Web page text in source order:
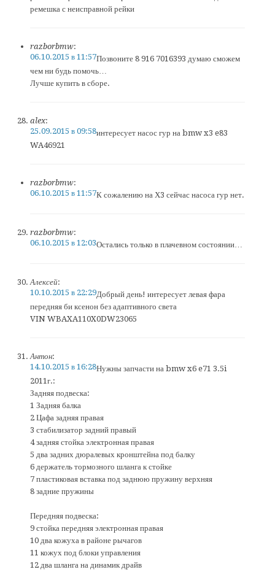
ремешка с неисправной рейки
razborbmw:
06.10.2015 в 11:57Позвоните 8 916 7016393 думаю сможем
чем ни будь помочь…
Лучше купить в сборе.
alex:
25.09.2015 в 09:58интересует насос гур на bmw x3 e83
WA46921
razborbmw:
06.10.2015 в 11:57К сожалению на Х3 сейчас насоса гур нет.
razborbmw:
06.10.2015 в 12:03Остались только в плачевном состоянии…
Алексей:
10.10.2015 в 22:29Добрый день! интересует левая фара
передняя би ксенон без адаптивного света
VIN WBAXA110X0DW23065
Антон:
14.10.2015 в 16:28Нужны запчасти на bmw x6 e71 3.5i
2011г.:
Задняя подвеска:
1 Задняя балка
2 Цафа задняя правая
3 стабилизатор задний правый
4 задняя стойка электронная правая
5 два задних дюралевых кронштейна под балку
6 держатель тормозного шланга к стойке
7 пластиковая вставка под заднюю пружину верхняя
8 задние пружины
Передняя подвеска:
9 стойка передняя электронная правая
10 два кожуха в районе рычагов
11 кожух под блоки управления
12 два шланга на динамик драйв